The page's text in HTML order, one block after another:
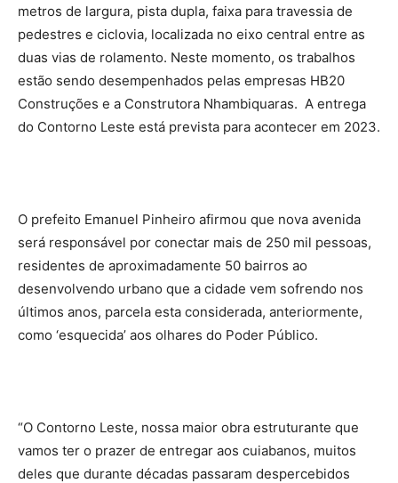
metros de largura, pista dupla, faixa para travessia de
pedestres e ciclovia, localizada no eixo central entre as
duas vias de rolamento. Neste momento, os trabalhos
estão sendo desempenhados pelas empresas HB20
Construções e a Construtora Nhambiquaras. A entrega
do Contorno Leste está prevista para acontecer em 2023.
O prefeito Emanuel Pinheiro afirmou que nova avenida
será responsável por conectar mais de 250 mil pessoas,
residentes de aproximadamente 50 bairros ao
desenvolvendo urbano que a cidade vem sofrendo nos
últimos anos, parcela esta considerada, anteriormente,
como ‘esquecida’ aos olhares do Poder Público.
“O Contorno Leste, nossa maior obra estruturante que
vamos ter o prazer de entregar aos cuiabanos, muitos
deles que durante décadas passaram despercebidos